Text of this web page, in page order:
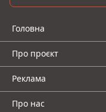
Головна
Про проєкт
Реклама
Про нас